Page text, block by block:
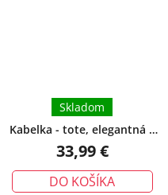
Kabelka - tote, elegantná s
monogramom a dlhým
popruhom, béžová
Skladom
33,99 €
DO KOŠÍKA